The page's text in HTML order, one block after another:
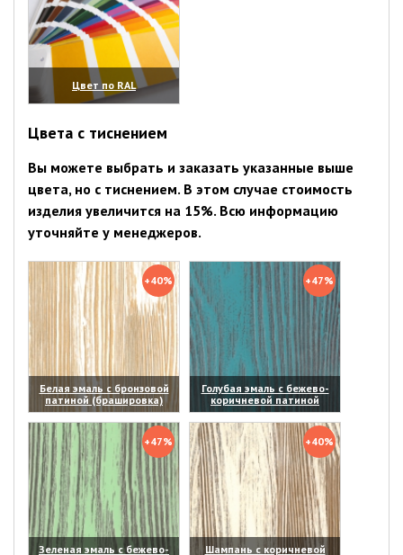
Цвет по RAL
(увеличить)
Цвета с тиснением
Вы можете выбрать и заказать указанные выше
цвета, но с тиснением. В этом случае стоимость
изделия увеличится на 15%. Всю информацию
уточняйте у менеджеров.
+40%
Белая эмаль с бронзовой
патиной (брашировка)
(увеличить)
+47%
Голубая эмаль с бежево-
коричневой патиной
(увеличить)
+47%
Зеленая эмаль с бежево-
+40%
Шампань с коричневой